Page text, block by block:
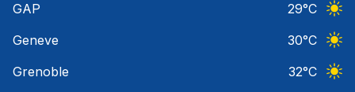
GAP
29°C
Geneve
30°C
Grenoble
32°C